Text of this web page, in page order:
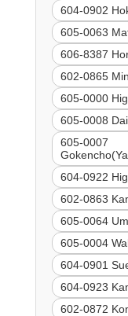
604-0902
605-0063
606-8387
602-0865
605-0000
605-0008
605-0007
604-0922
602-0863
605-0064
605-0004
604-0901
604-0923
602-0872